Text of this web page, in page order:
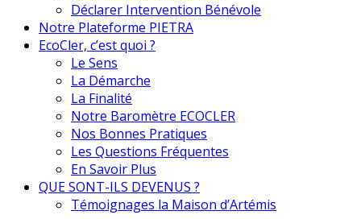
Déclarer Intervention Bénévole
Notre Plateforme PIETRA
EcoCler, c’est quoi ?
Le Sens
La Démarche
La Finalité
Notre Baromètre ECOCLER
Nos Bonnes Pratiques
Les Questions Fréquentes
En Savoir Plus
QUE SONT-ILS DEVENUS ?
Témoignages la Maison d’Artémis